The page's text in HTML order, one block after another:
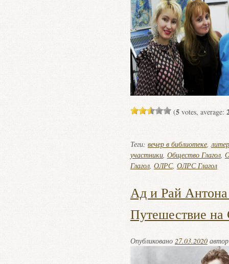
(5votes, average:
Теги: вечер в библиотеке,
участники, Общество Глагол,
Глагол, ОЛРС, ОЛРС Глагол
Ад и Рай
Путешествие на
Опубликовано 27.03.2020